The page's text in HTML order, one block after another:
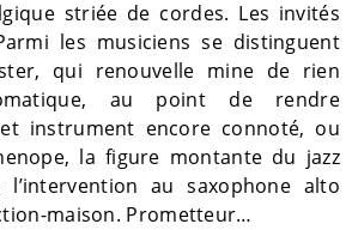
striée de cordes. Les invités
les musiciens se distinguent
qui renouvelle mine de rien
au point de rendre
instrument encore connoté, ou
la figure montante du jazz
au saxophone alto
maison. Prometteur…